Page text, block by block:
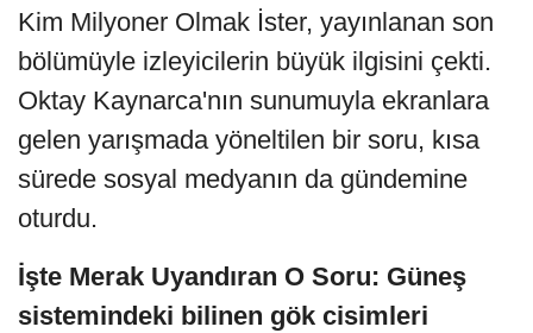
Kim Milyoner Olmak İster, yayınlanan son
bölümüyle izleyicilerin büyük ilgisini çekti.
Oktay Kaynarca'nın sunumuyla ekranlara
gelen yarışmada yöneltilen bir soru, kısa
sürede sosyal medyanın da gündemine
oturdu.
İşte Merak Uyandıran O Soru: Güneş
sistemindeki bilinen gök cisimleri